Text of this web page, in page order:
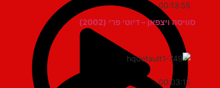
00:13:55
סוויסה ויצפאן – דיוטי פרי (2002)
00:03:15